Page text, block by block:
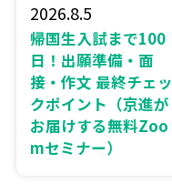
2026.8.5
帰国生入試まで100
日！出願準備・面
接・作文 最終チェッ
クポイント（京進が
お届けする無料Zoo
mセミナー）